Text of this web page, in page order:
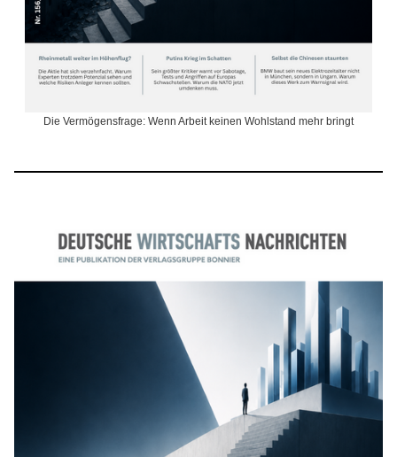
Die Vermögensfrage: Wenn Arbeit keinen Wohlstand mehr bringt